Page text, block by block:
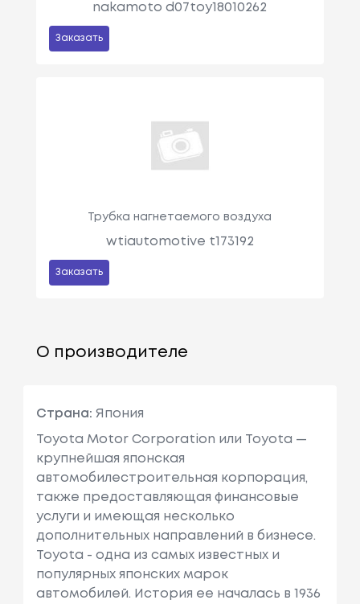
nakamoto d07toy18010262
Заказать
Трубка нагнетаемого воздуха
wtiautomotive t173192
Заказать
О производителе
Страна: Япония
Toyota Motor Corporation или Toyota —
крупнейшая японская
автомобилестроительная корпорация,
также предоставляющая финансовые
услуги и имеющая несколько
дополнительных направлений в бизнесе.
Toyota - одна из самых известных и
популярных японских марок
автомобилей. История ее началась в 1936